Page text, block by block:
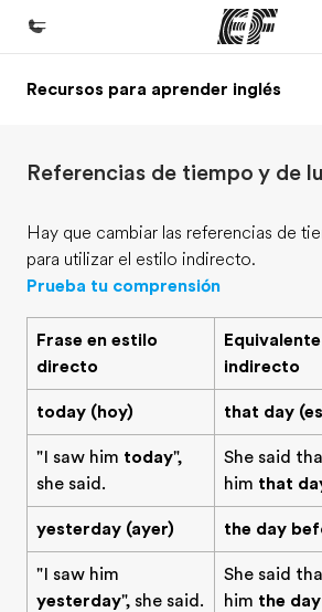
Inicio
Programas
Oficinas
Sobre nosotros
Trabajos
Únete al equipo
Recursos para aprender inglés
Referencias de tiempo y de
Hay que cambiar las referencias de
para utilizar el estilo indirecto.
Prueba tu comprensión
Frase en estilo
directo
indirecto
today (hoy) that day
"I saw him today",
she said.
She said
him that
yesterday (ayer) the day
"I saw him
yesterday", she said.
She said
him the